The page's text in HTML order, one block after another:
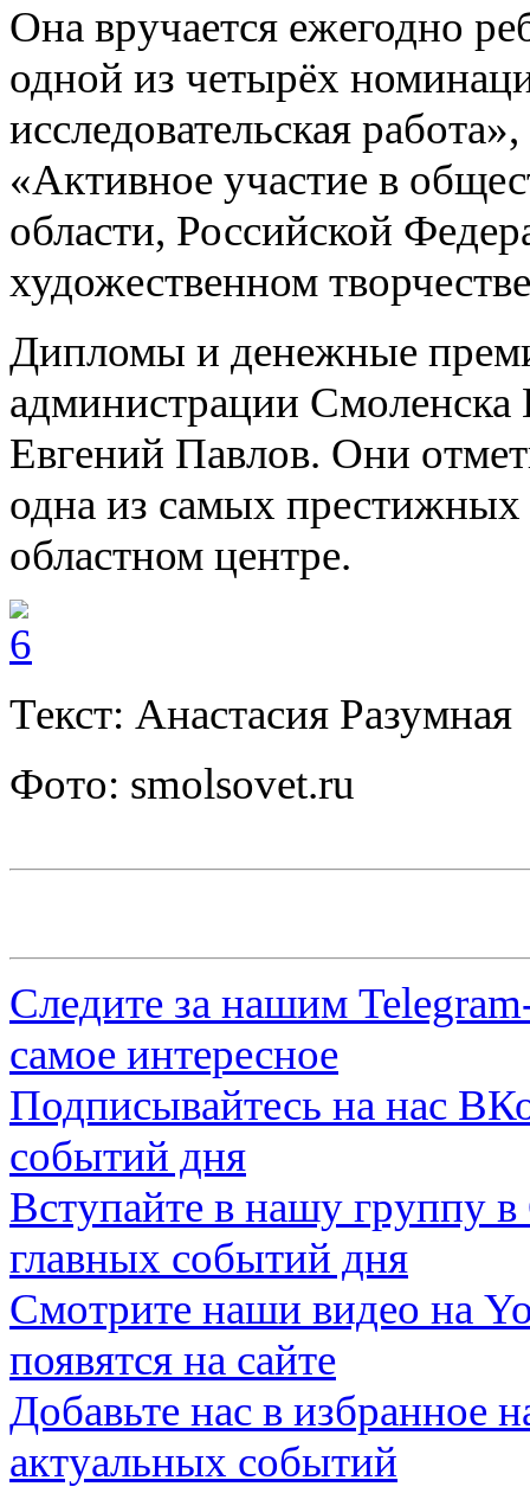
Она вручается ежегодно
одной из четырёх
исследовательская
«Активное участие в
области, Российской
художественном
Дипломы и денежные
администрации Смоленска
Евгений Павлов. Они
одна из самых престижных
областном центре.
Текст: Анастасия Разумная
Фото: smolsovet.ru
Следите за нашим
самое интересное
Подписывайтесь на нас
событий дня
Вступайте в нашу группу в
главных событий дня
Смотрите наши видео на
появятся на сайте
Добавьте нас в избранное
актуальных событий